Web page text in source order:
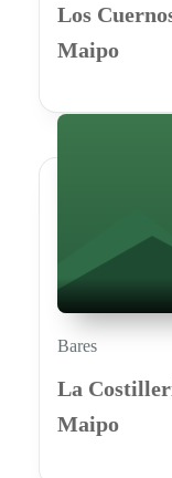
Los
Maipo
Bares
La
Maipo